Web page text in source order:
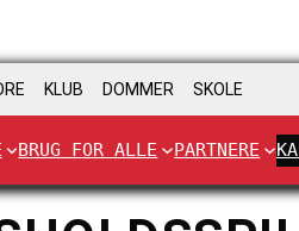
KLUB DOMMER SKOLE
BRUG FOR ALLE PARTNERE